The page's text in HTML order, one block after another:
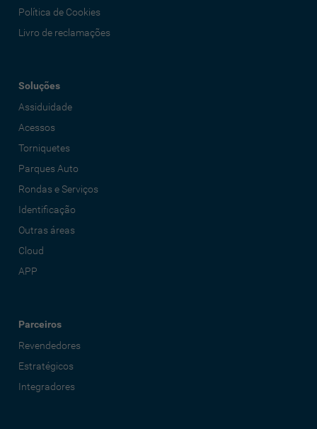
Política de Cookies
Livro de reclamações
Soluções
Assiduidade
Acessos
Torniquetes
Parques Auto
Rondas e Serviços
Identificação
Outras áreas
Cloud
APP
Parceiros
Revendedores
Estratégicos
Integradores